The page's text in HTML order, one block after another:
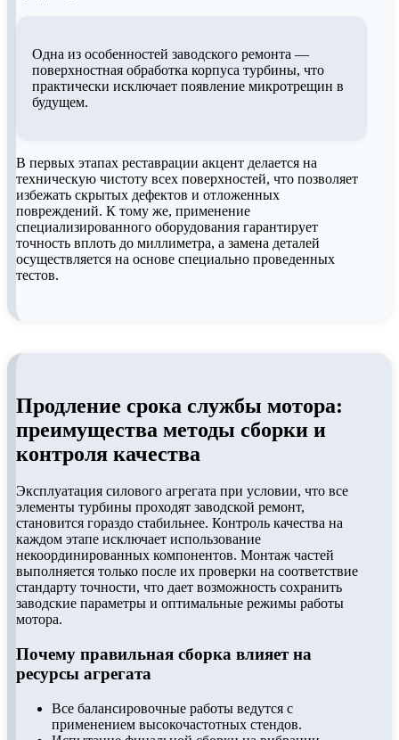
Одна из особенностей заводского ремонта —
поверхностная обработка корпуса турбины, что
практически исключает появление микротрещин в
будущем.
В первых этапах реставрации акцент делается на
техническую чистоту всех поверхностей, что позволяет
избежать скрытых дефектов и отложенных
повреждений. К тому же, применение
специализированного оборудования гарантирует
точность вплоть до миллиметра, а замена деталей
осуществляется на основе специально проведенных
тестов.
Продление срока службы мотора:
преимущества методы сборки и
контроля качества
Эксплуатация силового агрегата при условии, что все
элементы турбины проходят заводской ремонт,
становится гораздо стабильнее. Контроль качества на
каждом этапе исключает использование
некоординированных компонентов. Монтаж частей
выполняется только после их проверки на соответствие
стандарту точности, что дает возможность сохранить
заводские параметры и оптимальные режимы работы
мотора.
Почему правильная сборка влияет на
ресурсы агрегата
Все балансировочные работы ведутся с
применением высокочастотных стендов.